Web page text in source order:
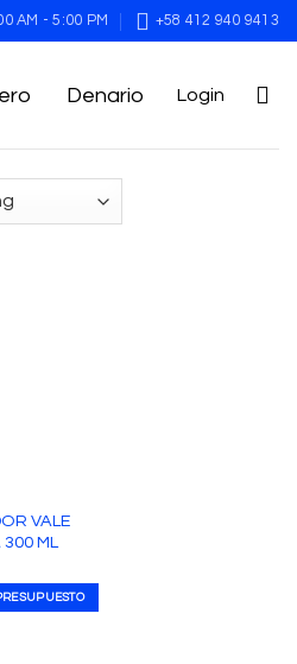
AM - 5:00 PM +58 412 940 9413
Denario Login
VALE
300 ML